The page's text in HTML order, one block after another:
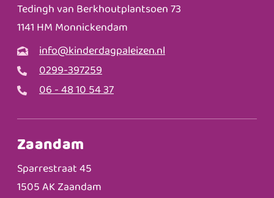
Tedingh van Berkhoutplantsoen 73
1141 HM Monnickendam
info@kinderdagpaleizen.nl
0299-397259
06 - 48 10 54 37
Zaandam
Sparrestraat 45
1505 AK Zaandam